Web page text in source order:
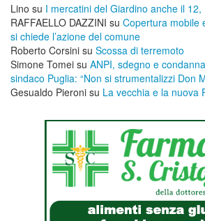
Lino su I mercatini del Giardino anche il
RAFFAELLO DAZZINI su ​Copertura mobile
si chiede l’azione del comune
Roberto Corsini su Scossa di terremoto
Simone Tomei su ANPI, sdegno e
sindaco Puglia: “Non si strumentalizzi Don
Gesualdo Pieroni su La vecchia e la nuova